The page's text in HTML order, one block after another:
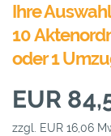
Ihre
10
oder 1
EUR
zzgl. EUR 16,06